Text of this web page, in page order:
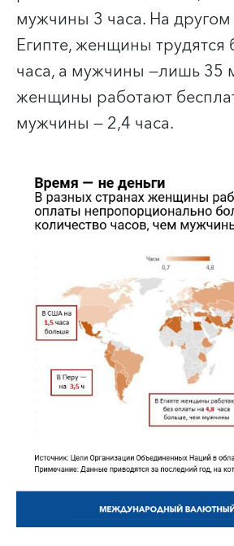
мужчины 3 часа. На
Египте, женщины трудятся
часа, а мужчины —лишь
женщины работают
мужчины — 2,4 часа.